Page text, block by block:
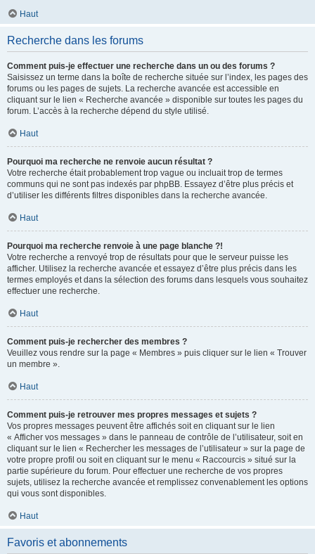
Haut
Recherche dans les forums
Comment puis-je effectuer une recherche dans un ou des forums ?
Saisissez un terme dans la boîte de recherche située sur l’index, les pages des
forums ou les pages de sujets. La recherche avancée est accessible en
cliquant sur le lien « Recherche avancée » disponible sur toutes les pages du
forum. L’accès à la recherche dépend du style utilisé.
Haut
Pourquoi ma recherche ne renvoie aucun résultat ?
Votre recherche était probablement trop vague ou incluait trop de termes
communs qui ne sont pas indexés par phpBB. Essayez d’être plus précis et
d’utiliser les différents filtres disponibles dans la recherche avancée.
Haut
Pourquoi ma recherche renvoie à une page blanche ?!
Votre recherche a renvoyé trop de résultats pour que le serveur puisse les
afficher. Utilisez la recherche avancée et essayez d’être plus précis dans les
termes employés et dans la sélection des forums dans lesquels vous souhaitez
effectuer une recherche.
Haut
Comment puis-je rechercher des membres ?
Veuillez vous rendre sur la page « Membres » puis cliquer sur le lien « Trouver
un membre ».
Haut
Comment puis-je retrouver mes propres messages et sujets ?
Vos propres messages peuvent être affichés soit en cliquant sur le lien
« Afficher vos messages » dans le panneau de contrôle de l’utilisateur, soit en
cliquant sur le lien « Rechercher les messages de l’utilisateur » sur la page de
votre propre profil ou soit en cliquant sur le menu « Raccourcis » situé sur la
partie supérieure du forum. Pour effectuer une recherche de vos propres
sujets, utilisez la recherche avancée et remplissez convenablement les options
qui vous sont disponibles.
Haut
Favoris et abonnements